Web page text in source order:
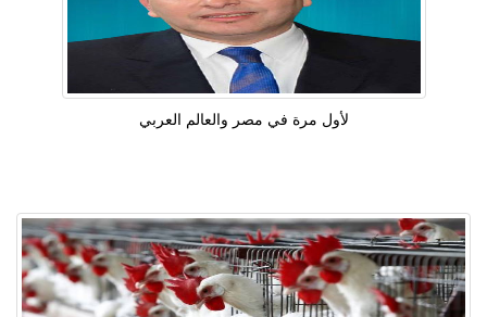
لأول مرة في مصر والعالم العربي